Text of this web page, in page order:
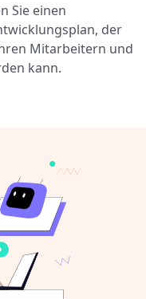
Sie einen
der
Mitarbeitern und
kann.